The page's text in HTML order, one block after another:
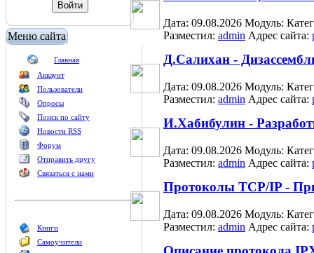
Меню сайта
Главная
Аккаунт
Пользователи
Опросы
Поиск по сайту
Новости RSS
Форум
Отправить другу
Связаться с нами
Книги
Самоучители
Дата: 09.08.2026 Модуль:
Разместил: admin Адрес сайта:
Д.Салихан -
Дата: 09.08.2026 Модуль:
Разместил: admin Адрес сайта:
И.Хабибулин -
Дата: 09.08.2026 Модуль:
Разместил: admin Адрес сайта:
Протоколы TCP/IP -
Дата: 09.08.2026 Модуль:
Разместил: admin Адрес сайта: